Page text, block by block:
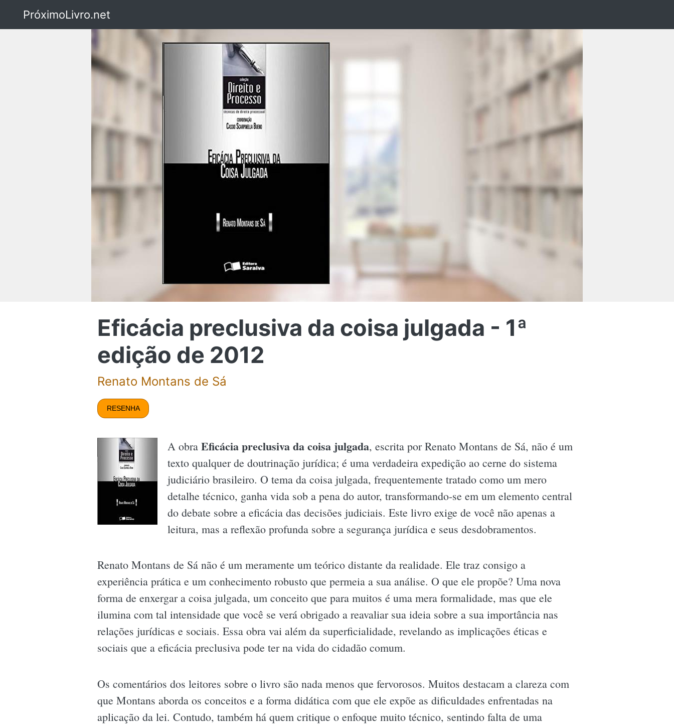
PróximoLivro.net
Eficácia preclusiva da coisa julgada - 1ª
edição de 2012
Renato Montans de Sá
RESENHA
A obra Eficácia preclusiva da coisa julgada, escrita por Renato Montans de Sá, não é um
texto qualquer de doutrinação jurídica; é uma verdadeira expedição ao cerne do sistema
judiciário brasileiro. O tema da coisa julgada, frequentemente tratado como um mero
detalhe técnico, ganha vida sob a pena do autor, transformando-se em um elemento central
do debate sobre a eficácia das decisões judiciais. Este livro exige de você não apenas a
leitura, mas a reflexão profunda sobre a segurança jurídica e seus desdobramentos.
Renato Montans de Sá não é um meramente um teórico distante da realidade. Ele traz consigo a
experiência prática e um conhecimento robusto que permeia a sua análise. O que ele propõe? Uma nova
forma de enxergar a coisa julgada, um conceito que para muitos é uma mera formalidade, mas que ele
ilumina com tal intensidade que você se verá obrigado a reavaliar sua ideia sobre a sua importância nas
relações jurídicas e sociais. Essa obra vai além da superficialidade, revelando as implicações éticas e
sociais que a eficácia preclusiva pode ter na vida do cidadão comum.
Os comentários dos leitores sobre o livro são nada menos que fervorosos. Muitos destacam a clareza com
que Montans aborda os conceitos e a forma didática com que ele expõe as dificuldades enfrentadas na
aplicação da lei. Contudo, também há quem critique o enfoque muito técnico, sentindo falta de uma